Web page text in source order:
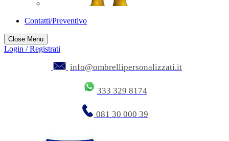
Contatti/Preventivo
Close Menu
Login / Registrati
info@ombrellipersonalizzati.it
333 329 8174
081 30 000 39